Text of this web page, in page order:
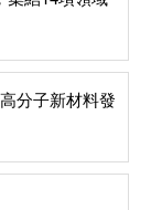
分子新材料發